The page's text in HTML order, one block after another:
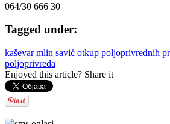
064/30 666 30
Tagged under:
kaševarmlin savić otkup poljoprivrednih
poljoprivreda
Enjoyed this article? Share it